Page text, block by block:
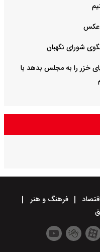
عکس
شورای نگهبان
خزر را به مجلس بدهد با
فرهنگ و هنر